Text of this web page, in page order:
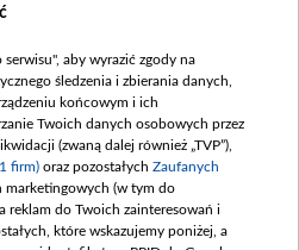
wewnętrznych
aby wyrazić zgody na
śledzenia i zbierania danych,
końcowym i ich
Twoich danych osobowych przez
(zwaną dalej również „TVP”),
firm) oraz pozostałych Zaufanych
marketingowych (w tym do
reklam do Twoich zainteresowań i
które wskazujemy poniżej, a